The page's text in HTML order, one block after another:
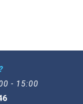
- 15:00